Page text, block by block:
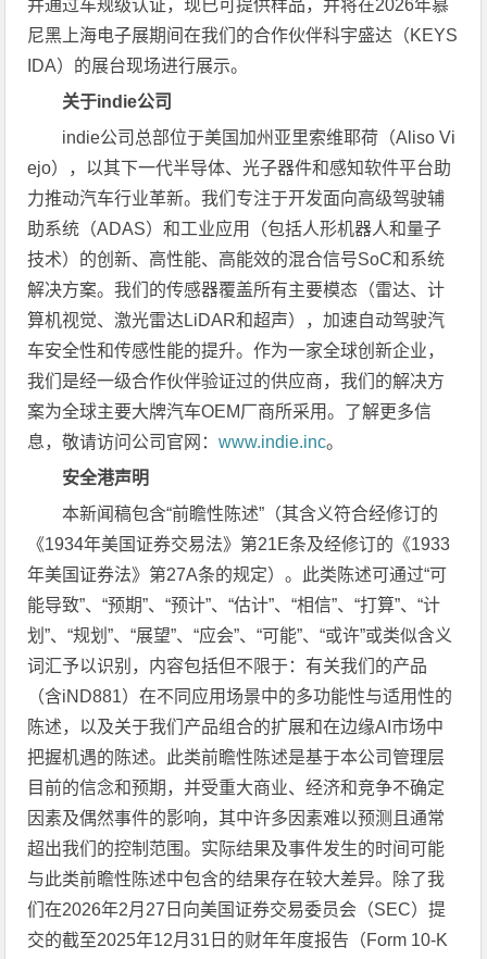
并通过车规级认证，现已可提供样品，并将在2026年慕
尼黑上海电子展期间在我们的合作伙伴科宇盛达（KEYS
IDA）的展台现场进行展示。
关于indie公司
indie公司总部位于美国加州亚里索维耶荷（Aliso Vi
ejo），以其下一代半导体、光子器件和感知软件平台助
力推动汽车行业革新。我们专注于开发面向高级驾驶辅
助系统（ADAS）和工业应用（包括人形机器人和量子
技术）的创新、高性能、高能效的混合信号SoC和系统
解决方案。我们的传感器覆盖所有主要模态（雷达、计
算机视觉、激光雷达LiDAR和超声），加速自动驾驶汽
车安全性和传感性能的提升。作为一家全球创新企业，
我们是经一级合作伙伴验证过的供应商，我们的解决方
案为全球主要大牌汽车OEM厂商所采用。了解更多信
息，敬请访问公司官网：www.indie.inc。
安全港声明
本新闻稿包含“前瞻性陈述”（其含义符合经修订的
《1934年美国证券交易法》第21E条及经修订的《1933
年美国证券法》第27A条的规定）。此类陈述可通过“可
能导致”、“预期”、“预计”、“估计”、“相信”、“打算”、“计
划”、“规划”、“展望”、“应会”、“可能”、“或许”或类似含义
词汇予以识别，内容包括但不限于：有关我们的产品
（含iND881）在不同应用场景中的多功能性与适用性的
陈述，以及关于我们产品组合的扩展和在边缘AI市场中
把握机遇的陈述。此类前瞻性陈述是基于本公司管理层
目前的信念和预期，并受重大商业、经济和竞争不确定
因素及偶然事件的影响，其中许多因素难以预测且通常
超出我们的控制范围。实际结果及事件发生的时间可能
与此类前瞻性陈述中包含的结果存在较大差异。除了我
们在2026年2月27日向美国证券交易委员会（SEC）提
交的截至2025年12月31日的财年年度报告（Form 10-K